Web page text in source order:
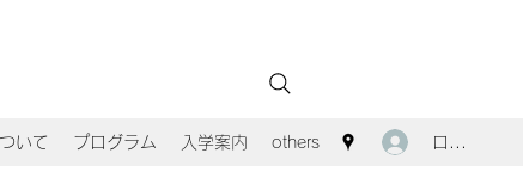
いて プログラム 入学案内 others ログイン